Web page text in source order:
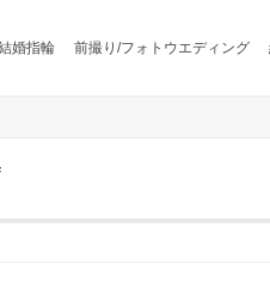
婚指輪 前撮り/フォトウエディング